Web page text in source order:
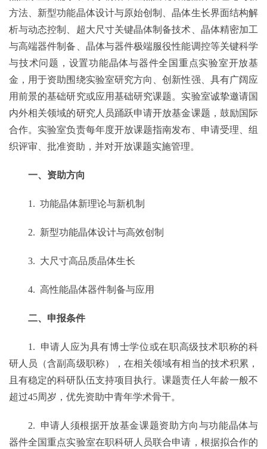
方法、新型功能晶体设计与原始创制、晶体生长界面结构解
析与动态控制、超大尺寸关键晶体制备技术、晶体精密加工
与高端器件制备、晶体与器件极端服役性能调控等关键科学
与技术问题，设置功能晶体与器件全国重点实验室开放基
金，用于资助围绕实验室研究方向、创新性强、具有广阔应
用前景的基础研究或应用基础研究课题。实验室诚挚邀请国
内外相关领域的研究人员踊跃申请开放基金课题，鼓励国际
合作。实验室负责每年度开放课题指南发布、申请受理、组
织评审、批准资助，并对开放课题实施管理。
一、资助方向
1. 功能晶体新理论与新机制
2. 新型功能晶体设计与高效创制
3. 大尺寸高品质晶体生长
4. 高性能晶体器件制备与应用
二、申报条件
1.
申请人应为具有博士学位或在职高级技术职称的科
研人员（含副高级职称），在相关领域有相当的技术积累，
且有稳定的科研队伍支持项目执行。课题责任人年龄一般不
超过45周岁，优先资助中青年学术骨干。
2.
申请人须根据开放基金课题资助方向与功能晶体与
器件全国重点实验室在职科研人员联合申请 ，根据拟合作的